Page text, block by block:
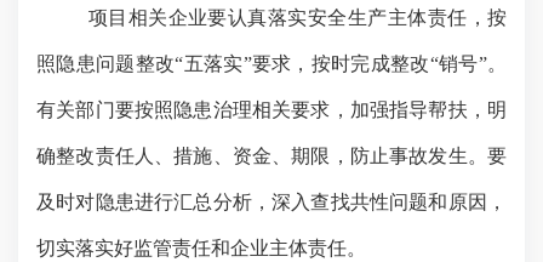
项目相关企业要认真落实安全生产主体责任，按
照隐患问题整改“五落实”要求，按时完成整改“销号”。
有关部门要按照隐患治理相关要求，加强指导帮扶，明
确整改责任人、措施、资金、期限，防止事故发生。要
及时对隐患进行汇总分析，深入查找共性问题和原因，
切实落实好监管责任和企业主体责任。